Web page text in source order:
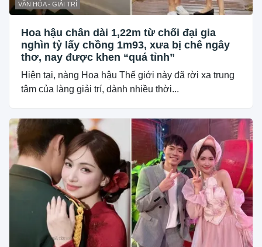
VĂN HÓA - GIẢI TRÍ
Hoa hậu chân dài 1,22m từ chối đại gia
nghìn tỷ lấy chồng 1m93, xưa bị chê ngây
thơ, nay được khen “quá tỉnh”
Hiện tại, nàng Hoa hậu Thế giới này đã rời xa trung
tâm của làng giải trí, dành nhiều thời...